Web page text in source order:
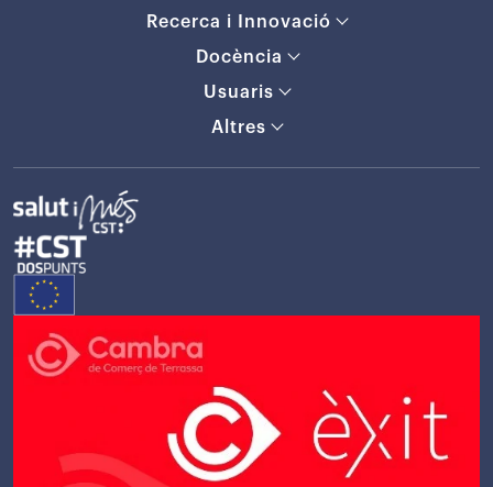
Recerca i Innovació
Docència
Usuaris
Altres